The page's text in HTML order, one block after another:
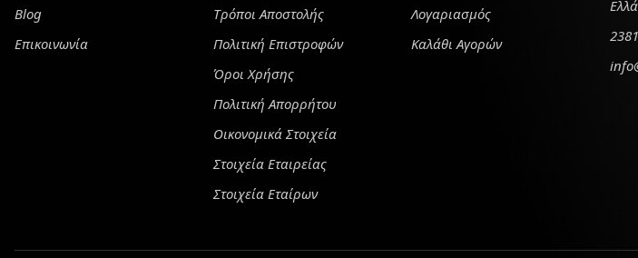
Blog
Επικοινωνία
Tρόποι Αποστολής
Πολιτική Επιστροφών
Όροι Χρήσης
Πολιτική Απορρήτου
Οικονομικά Στοιχεία
Στοιχεία Εταιρείας
Στοιχεία Εταίρων
Λογαριασμός
Καλάθι Αγορών